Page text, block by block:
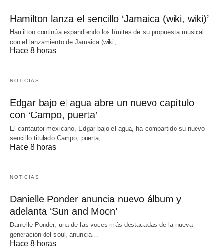
Hamilton lanza el sencillo ‘Jamaica (wiki, wiki)’
Hamilton continúa expandiendo los límites de su propuesta musical
con el lanzamiento de Jamaica (wiki,…
Hace 8 horas
NOTICIAS
Edgar bajo el agua abre un nuevo capítulo
con ‘Campo, puerta’
El cantautor mexicano, Edgar bajo el agua, ha compartido su nuevo
sencillo titulado Campo, puerta,…
Hace 8 horas
NOTICIAS
Danielle Ponder anuncia nuevo álbum y
adelanta ‘Sun and Moon’
Danielle Ponder, una de las voces más destacadas de la nueva
generación del soul, anuncia…
Hace 8 horas